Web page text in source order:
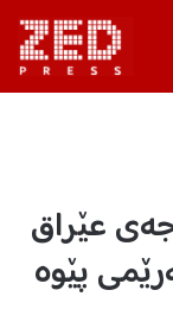
عێراق‌
پێوه‌